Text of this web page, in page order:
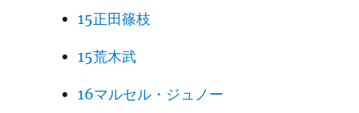
15正田篠枝
15荒木武
16マルセル・ジュノー